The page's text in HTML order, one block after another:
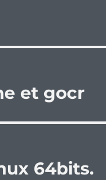
et gocr
64bits.